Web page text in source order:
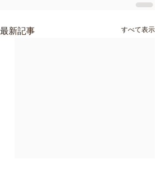
最新記事 すべて表示